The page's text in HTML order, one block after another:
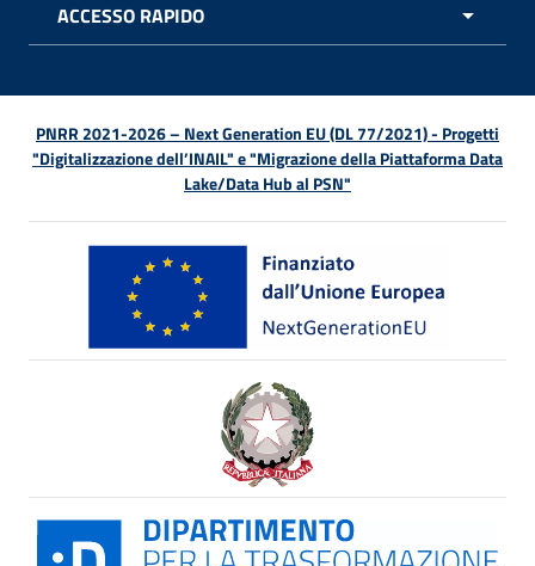
ACCESSO RAPIDO
PNRR 2021-2026 – Next Generation EU (DL 77/2021) - Progetti
"Digitalizzazione dell’INAIL" e "Migrazione della Piattaforma Data
Lake/Data Hub al PSN"